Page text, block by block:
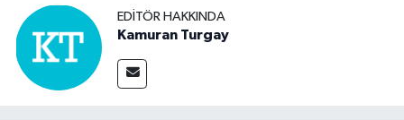
EDITÖR HAKKINDA
Kamuran Turgay